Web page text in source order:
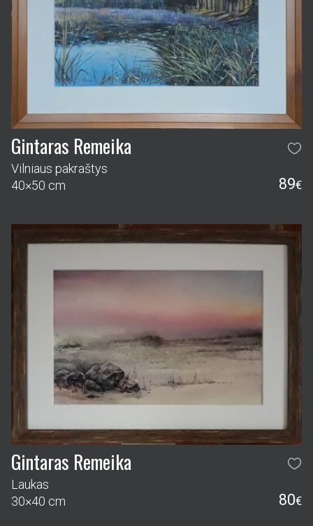
Gintaras Remeika
Vilniaus pakraštys
40×50 cm
89€
Gintaras Remeika
Laukas
30×40 cm
80€